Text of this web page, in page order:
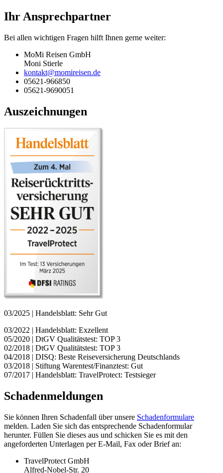
Ihr Ansprechpartner
Bei allen wichtigen Fragen hilft Ihnen gerne weiter:
MoMi Reisen GmbH
Moni Stierle
kontakt@momireisen.de
05621-966850
05621-9690051
Auszeichnungen
03/2025 | Handelsblatt: Sehr Gut
03/2022 | Handelsblatt: Exzellent
05/2020 | DtGV Qualitätstest: TOP 3
02/2018 | DtGV Qualitätstest: TOP 3
04/2018 | DISQ: Beste Reiseversicherung Deutschlands
03/2018 | Stiftung Warentest/Finanztest: Gut
07/2017 | Handelsblatt: TravelProtect: Testsieger
Schadenmeldungen
Sie können Ihren Schadenfall über unsere Schadenformulare
melden. Laden Sie sich das entsprechende Schadenformular
herunter. Füllen Sie dieses aus und schicken Sie es mit den
angeforderten Unterlagen per E-Mail, Fax oder Brief an:
TravelProtect GmbH
Alfred-Nobel-Str. 20